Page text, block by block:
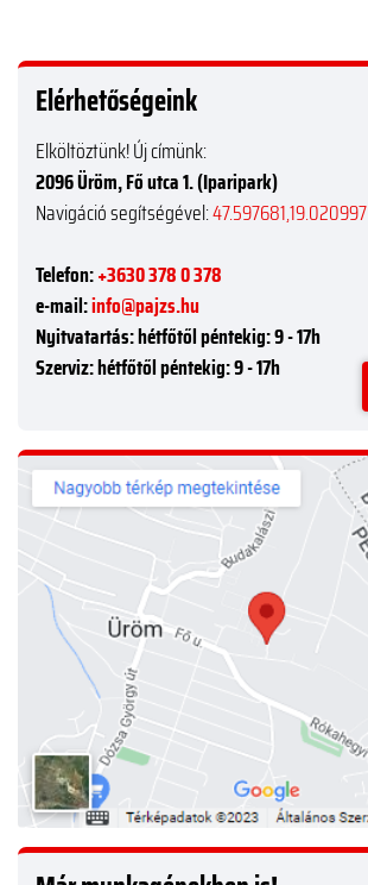
Elérhetőségeink
Elköltöztünk! Új címünk:
2096 Üröm, Fő utca 1. (Iparipark)
Navigáció segítségével:47.597681,19.020997
Telefon:+3630 378 0 378
e-mail:info@pajzs.hu
Nyitvatartás:hétfőtől péntekig: 9 - 17h
Szerviz:hétfőtől péntekig: 9 - 17h